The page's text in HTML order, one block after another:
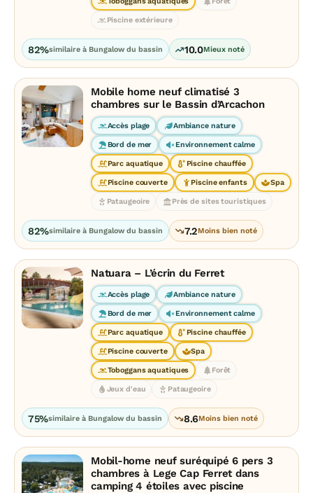
Piscine extérieure
82%similaire à Bungalow du bassin 10.0Mieux noté
Mobile home neuf climatisé 3
chambres sur le Bassin d’Arcachon
Accès plage Ambiance nature
Bord de mer Environnement calme
Parc aquatique Piscine chauffée
Piscine couverte Piscine enfants Spa
Pataugeoire Près de sites touristiques
82%similaire à Bungalow du bassin 7.2Moins bien noté
Natuara – L’écrin du Ferret
Accès plage Ambiance nature
Bord de mer Environnement calme
Parc aquatique Piscine chauffée
Piscine couverte Spa
Toboggans aquatiques Forêt
Jeux d'eau Pataugeoire
75%similaire à Bungalow du bassin 8.6Moins bien noté
Mobil-home neuf suréquipé 6 pers 3
chambres à Lege Cap Ferret dans
camping 4 étoiles avec piscine